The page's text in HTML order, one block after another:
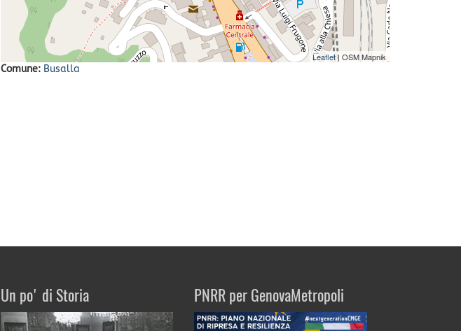
Leaflet| OSM Mapnik
Comune: Busalla
Un po' di Storia PNRR per GenovaMetropoli